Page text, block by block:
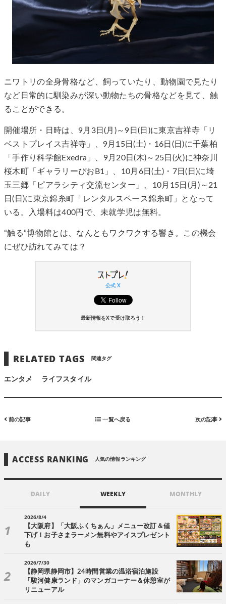
ニワトリの全身骨格など、飼っていたり、動物園で見たり
など日常的に馴染みが深い動物たちの骨格などを見て、触
ることができる。
開催場所・日時は、9月3日(月)～9日(日)に東京吉祥寺「リ
ベストプレイス吉祥寺」、9月15日(土)・16日(日)に千葉柏
「手作り科学館Exedra」、9月20日(木)～25日(火)に神奈川
桜木町「ギャラリーぴおB1」、10月6日(土)・7日(日)に埼
玉三郷「ピアラシティ交流センター」、10月15日(月)～21
日(日)に東京錦糸町「レンタルスペース錦糸町」となって
いる。入場料は400円で、未就学児は無料。
“触る”博物館とは、なんともワクワクする響き。この機会
にぜひ訪れてみては？
公式 X
最新情報をXで受け取ろう！
RELATED TAGS 関連タグ
エンタメ ライフスタイル
前の記事 一覧へ戻る 次の記事
ACCESS RANKING 人気の情報ランキング
DAILY WEEKLY MONTHLY
2026/8/4
【大阪府】「大阪ふくちぁん」メニュー改訂＆値
下げ！お子さまラーメン無料やアイスプレゼント
も
2026/7/30
【静岡県静岡市】24時間営業の温浴宿泊施設
「駿河健康ランド」のマンガコーナー＆休憩室が
リニューアル